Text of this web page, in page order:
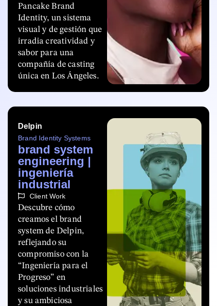
Pancake Brand
Identity, un sistema
visual y de gestión que
irradia creatividad y
sabor para una
compañía de casting
única en Los Ángeles.
Delpin
Brand Identity Systems
brand system
engineering |
ingeniería
industrial
Client Work
Descubre cómo
creamos el brand
system de Delpin,
reflejando su
compromiso con la
“Ingeniería para el
Progreso” en
soluciones industriales
y su ambiciosa